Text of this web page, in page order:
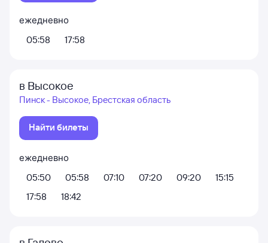
ежедневно
05:58
17:58
в Высокое
Пинск - Высокое, Брестская область
Найти билеты
ежедневно
05:50
05:58 07:10 07:20 09:20
15:15
17:58
18:42